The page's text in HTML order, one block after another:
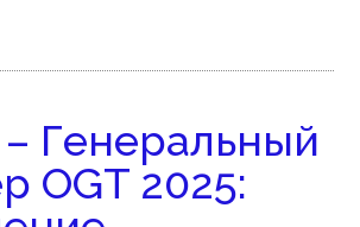
– Генеральный
OGT 2025: